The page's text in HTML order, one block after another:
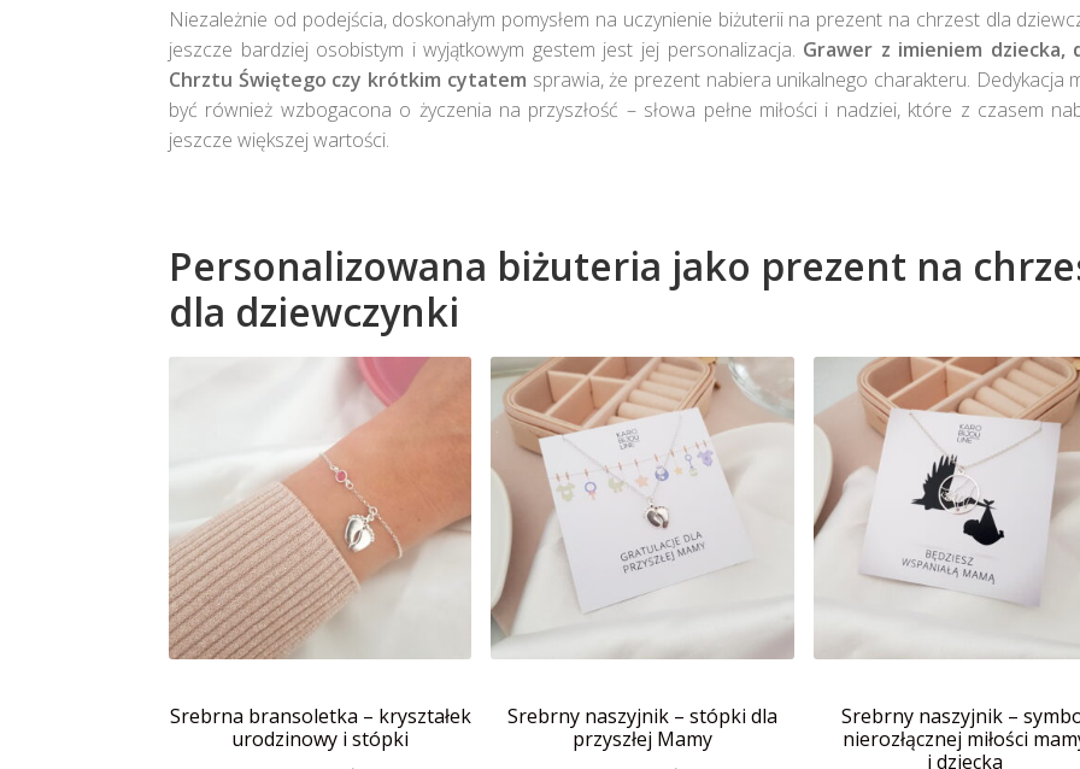
Niezależnie od podejścia, doskonałym pomysłem na uczynienie biżuterii na prezent na chrzest dla
jeszcze bardziej osobistym i wyjątkowym gestem jest jej personalizacja. Grawer z imieniem dziecka,
Chrztu Świętego czy krótkim cytatem sprawia, że prezent nabiera unikalnego charakteru. Dedykacja
być również wzbogacona o życzenia na przyszłość – słowa pełne miłości i nadziei, które z czasem
jeszcze większej wartości.
Personalizowana biżuteria jako prezent na
dla dziewczynki
Srebrna bransoletka – kryształek
urodzinowy i stópki
Srebrny naszyjnik – stópki dla
przyszłej Mamy
Srebrny naszyjnik –
nierozłącznej miłości
i dziecka